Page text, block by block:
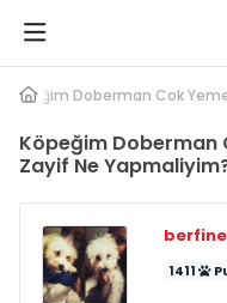
Köpeğim Doberman Cok
Köpeğim Doberman
Zayif Ne
1411